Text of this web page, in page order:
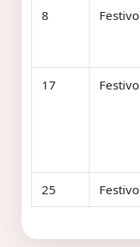
8 Festivo
17 Festivo
25 Festivo